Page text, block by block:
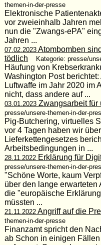
themen-in-der-presse
Elektronische
vor zweieinhalb Jahren
nun die "Zwangs-ePA"
Jahren ...
07.02.2023Atombomben
tödlich
Kategorie: presse/
Häufung von
Washington Post
Luftwaffe im Jahr 2020 im
nicht, dass andere auf ...
03.01.2023Zwangsarbeit für
presse/unsere-themen-in-der-
Pig-Butchering, virtuelles
vor 4 Tagen haben wir
Lieferkettengesetzes
Arbeitsbedingungen in ...
28.11.2022Erklärung für
presse/unsere-themen-in-der-
"Schöne Worte, kaum
über den lange
die "europäische
müssten ...
21.11.2022Angriff auf die
themen-in-der-presse
Finanzamt spricht den
ab Schon in einigen